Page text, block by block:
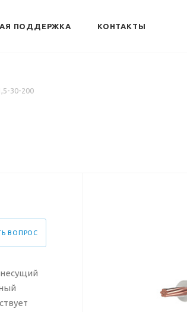
ПОДДЕРЖКА КОНТАКТЫ
30-200
ВОПРОС